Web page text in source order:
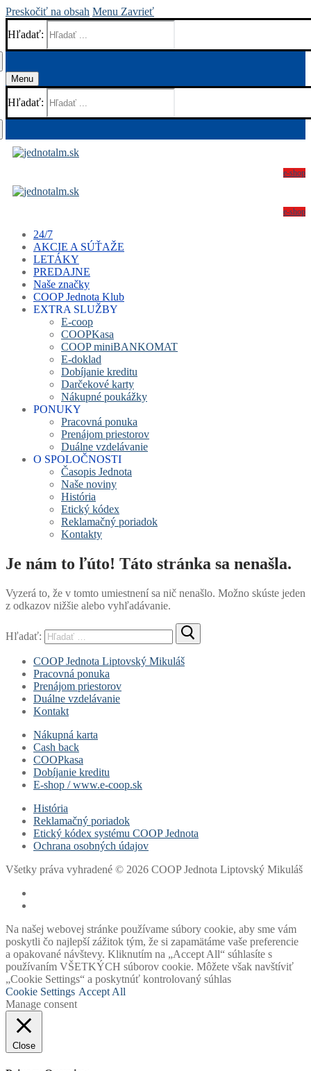
Preskočiť na obsah Menu Zavrieť
Hľadať:
Menu
Hľadať:
e-shop
e-shop
24/7
AKCIE A SÚŤAŽE
LETÁKY
PREDAJNE
Naše značky
COOP Jednota Klub
EXTRA SLUŽBY
E-coop
COOPKasa
COOP miniBANKOMAT
E-doklad
Dobíjanie kreditu
Darčekové karty
Nákupné poukážky
PONUKY
Pracovná ponuka
Prenájom priestorov
Duálne vzdelávanie
O SPOLOČNOSTI
Časopis Jednota
Naše noviny
História
Etický kódex
Reklamačný poriadok
Kontakty
Je nám to ľúto! Táto stránka sa nenašla.
Vyzerá to, že v tomto umiestnení sa nič nenašlo. Možno skúste jeden
z odkazov nižšie alebo vyhľadávanie.
Hľadať:
COOP Jednota Liptovský Mikuláš
Pracovná ponuka
Prenájom priestorov
Duálne vzdelávanie
Kontakt
Nákupná karta
Cash back
COOPkasa
Dobíjanie kreditu
E-shop / www.e-coop.sk
História
Reklamačný poriadok
Etický kódex systému COOP Jednota
Ochrana osobných údajov
Všetky práva vyhradené © 2026 COOP Jednota Liptovský Mikuláš
Na našej webovej stránke používame súbory cookie, aby sme vám
poskytli čo najlepší zážitok tým, že si zapamätáme vaše preferencie
a opakované návštevy. Kliknutím na „Accept All“ súhlasíte s
používaním VŠETKÝCH súborov cookie. Môžete však navštíviť
„Cookie Settings“ a poskytnúť kontrolovaný súhlas
Cookie Settings Accept All
Manage consent
Close